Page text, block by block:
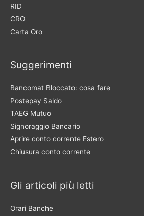
RID
CRO
Carta Oro
Suggerimenti
Bancomat Bloccato: cosa fare
Postepay Saldo
TAEG Mutuo
Signoraggio Bancario
Aprire conto corrente Estero
Chiusura conto corrente
Gli articoli più letti
Orari Banche